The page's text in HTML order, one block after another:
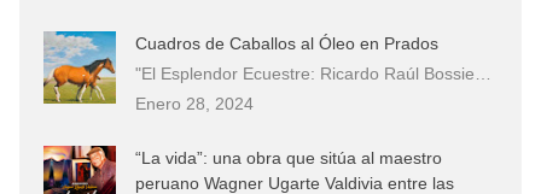
Cuadros de Caballos al Óleo en Prados
"El Esplendor Ecuestre: Ricardo Raúl Bossie…
Enero 28, 2024
“La vida”: una obra que sitúa al maestro
peruano Wagner Ugarte Valdivia entre las